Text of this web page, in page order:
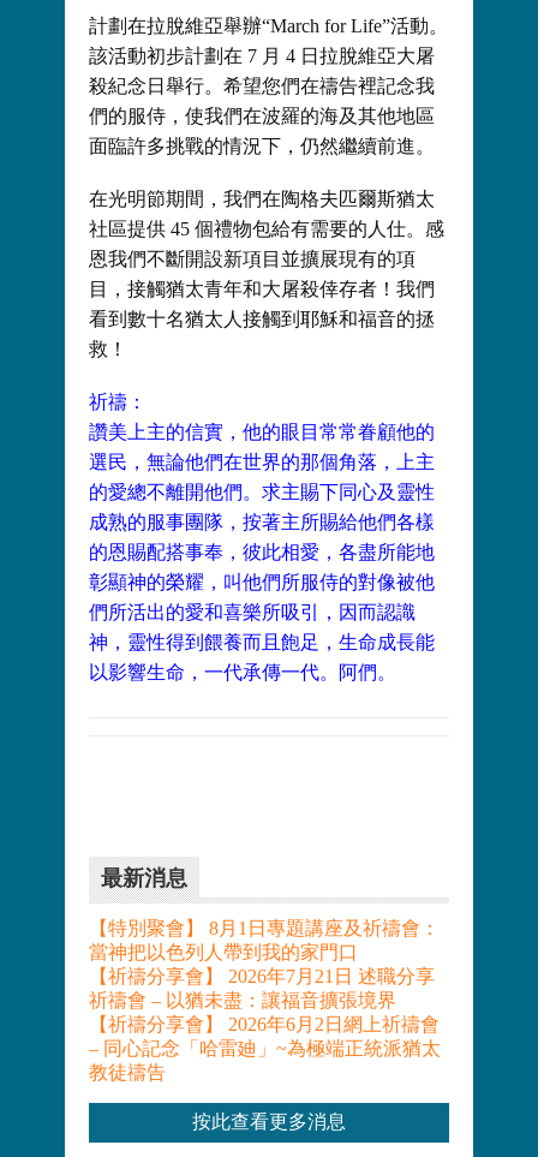
計劃在拉脫維亞舉辦“March for Life”活動。
該活動初步計劃在 7 月 4 日拉脫維亞大屠
殺紀念日舉行。希望您們在禱告裡記念我
們的服侍，使我們在波羅的海及其他地區
面臨許多挑戰的情況下，仍然繼續前進。
在光明節期間，我們在陶格夫匹爾斯猶太
社區提供 45 個禮物包給有需要的人仕。感
恩我們不斷開設新項目並擴展現有的項
目，接觸猶太青年和大屠殺倖存者！我們
看到數十名猶太人接觸到耶穌和福音的拯
救！
祈禱：
讚美上主的信實，他的眼目常常眷顧他的
選民，無論他們在世界的那個角落，上主
的愛總不離開他們。求主賜下同心及靈性
成熟的服事團隊，按著主所賜給他們各樣
的恩賜配搭事奉，彼此相愛，各盡所能地
彰顯神的榮耀，叫他們所服侍的對像被他
們所活出的愛和喜樂所吸引，因而認識
神，靈性得到餵養而且飽足，生命成長能
以影響生命，一代承傳一代。阿們。
最新消息
【特別聚會】 8月1日專題講座及祈禱會：
當神把以色列人帶到我的家門口
【祈禱分享會】 2026年7月21日 述職分享
祈禱會 – 以猶未盡：讓福音擴張境界
【祈禱分享會】 2026年6月2日網上祈禱會
– 同心記念「哈雷廸」~為極端正統派猶太
教徒禱告
按此查看更多消息